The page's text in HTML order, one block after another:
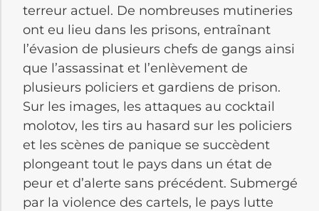
terreur actuel. De nombreuses mutineries
ont eu lieu dans les prisons, entraînant
l’évasion de plusieurs chefs de gangs ainsi
que l’assassinat et l’enlèvement de
plusieurs policiers et gardiens de prison.
Sur les images, les attaques au cocktail
molotov, les tirs au hasard sur les policiers
et les scènes de panique se succèdent
plongeant tout le pays dans un état de
peur et d’alerte sans précédent. Submergé
par la violence des cartels, le pays lutte